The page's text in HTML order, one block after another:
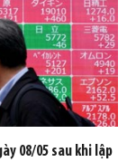
08/05 sau khi lập